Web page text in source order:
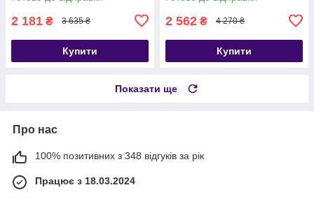
2 181 ₴ 3 635 ₴
Купити
2 562 ₴ 4 270 ₴
Купити
Показати ще
Про нас
100% позитивних з 348 відгуків за рік
Працює з 18.03.2024